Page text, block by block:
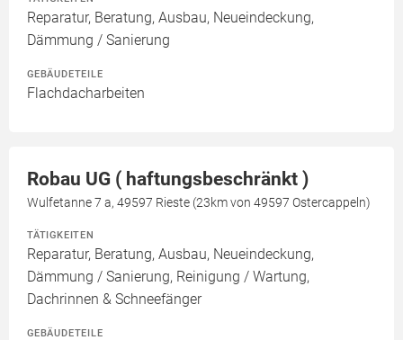
Reparatur, Beratung, Ausbau, Neueindeckung,
Dämmung / Sanierung
GEBÄUDETEILE
Flachdacharbeiten
Robau UG ( haftungsbeschränkt )
Wulfetanne 7 a, 49597 Rieste (23km von 49597 Ostercappeln)
TÄTIGKEITEN
Reparatur, Beratung, Ausbau, Neueindeckung,
Dämmung / Sanierung, Reinigung / Wartung,
Dachrinnen & Schneefänger
GEBÄUDETEILE